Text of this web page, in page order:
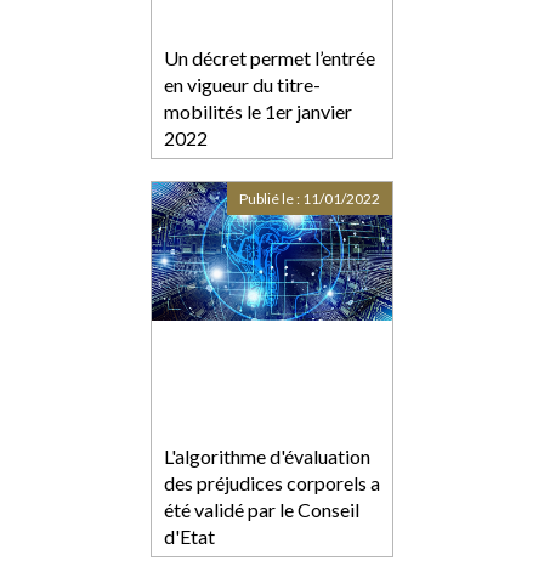
Un décret permet l’entrée
en vigueur du titre-
mobilités le 1er janvier
2022
L'algorithme d'évaluation
des préjudices corporels a
été validé par le Conseil
d'Etat
Publié le : 11/01/2022